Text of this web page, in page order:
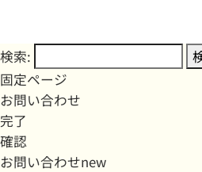
検索:
固定ページ
お問い合わせ
完了
確認
お問い合わせnew